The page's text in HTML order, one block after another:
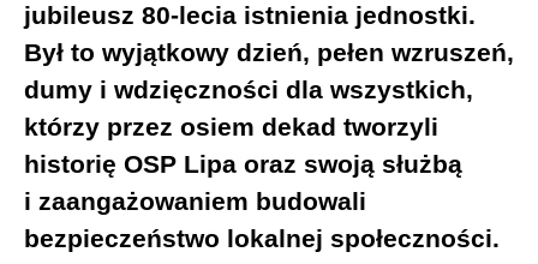
jubileusz 80-lecia istnienia jednostki.
Był to wyjątkowy dzień, pełen wzruszeń,
dumy i wdzięczności dla wszystkich,
którzy przez osiem dekad tworzyli
historię OSP Lipa oraz swoją służbą
i zaangażowaniem budowali
bezpieczeństwo lokalnej społeczności.